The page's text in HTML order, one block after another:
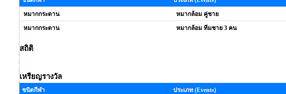
หมากกระดาน
หมากล้อม คู่ชาย
หมากกระดาน
หมากล้อม ทีมชาย 3 คน
สถิติ
เหรียญรางวัล
ชนิดกีฬา ประเภท (Events)